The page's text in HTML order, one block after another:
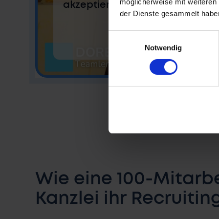
der Dienste gesammelt
Notwendig
akzeptieren & das Video von
Wie eine 100-
Kanzlei ihr